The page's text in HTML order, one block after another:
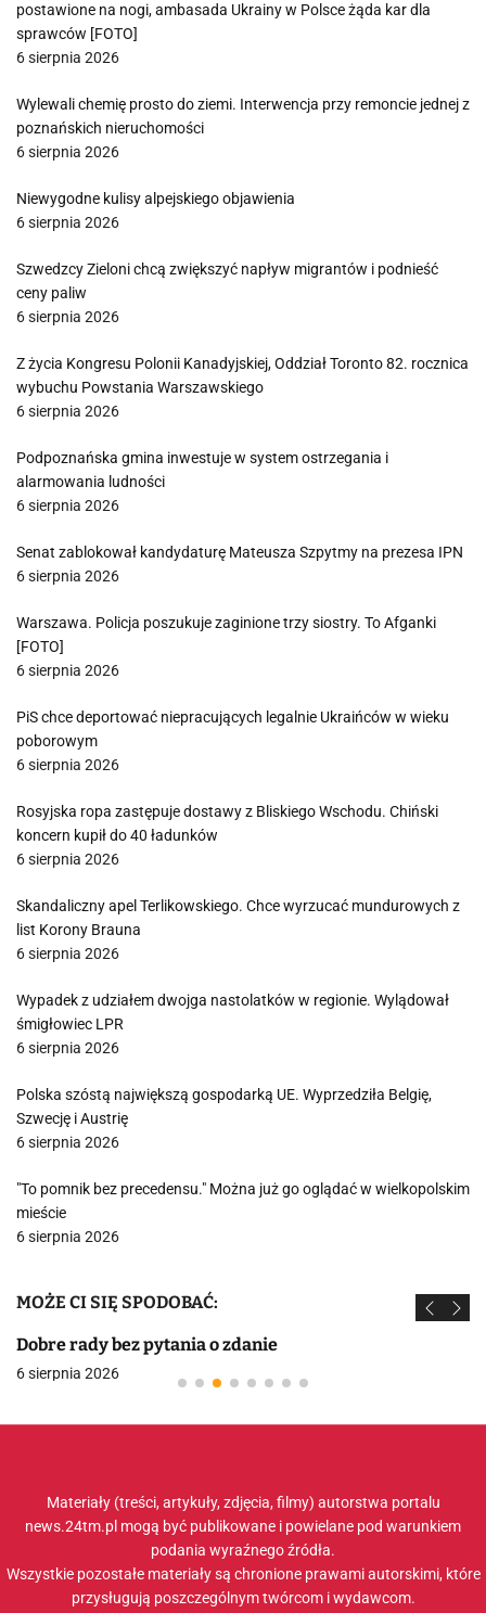
postawione na nogi, ambasada Ukrainy w Polsce żąda kar dla
sprawców [FOTO]
6 sierpnia 2026
Wylewali chemię prosto do ziemi. Interwencja przy remoncie jednej z
poznańskich nieruchomości
6 sierpnia 2026
Niewygodne kulisy alpejskiego objawienia
6 sierpnia 2026
Szwedzcy Zieloni chcą zwiększyć napływ migrantów i podnieść
ceny paliw
6 sierpnia 2026
Z życia Kongresu Polonii Kanadyjskiej, Oddział Toronto 82. rocznica
wybuchu Powstania Warszawskiego
6 sierpnia 2026
Podpoznańska gmina inwestuje w system ostrzegania i
alarmowania ludności
6 sierpnia 2026
Senat zablokował kandydaturę Mateusza Szpytmy na prezesa IPN
6 sierpnia 2026
Warszawa. Policja poszukuje zaginione trzy siostry. To Afganki
[FOTO]
6 sierpnia 2026
PiS chce deportować niepracujących legalnie Ukraińców w wieku
poborowym
6 sierpnia 2026
Rosyjska ropa zastępuje dostawy z Bliskiego Wschodu. Chiński
koncern kupił do 40 ładunków
6 sierpnia 2026
Skandaliczny apel Terlikowskiego. Chce wyrzucać mundurowych z
list Korony Brauna
6 sierpnia 2026
Wypadek z udziałem dwojga nastolatków w regionie. Wylądował
śmigłowiec LPR
6 sierpnia 2026
Polska szóstą największą gospodarką UE. Wyprzedziła Belgię,
Szwecję i Austrię
6 sierpnia 2026
"To pomnik bez precedensu." Można już go oglądać w wielkopolskim
mieście
6 sierpnia 2026
MOŻE CI SIĘ SPODOBAĆ:
Dobre rady bez pytania o zdanie
6 sierpnia 2026
Materiały (treści, artykuły, zdjęcia, filmy) autorstwa portalu
news.24tm.pl mogą być publikowane i powielane pod warunkiem
podania wyraźnego źródła.
Wszystkie pozostałe materiały są chronione prawami autorskimi, które
przysługują poszczególnym twórcom i wydawcom.